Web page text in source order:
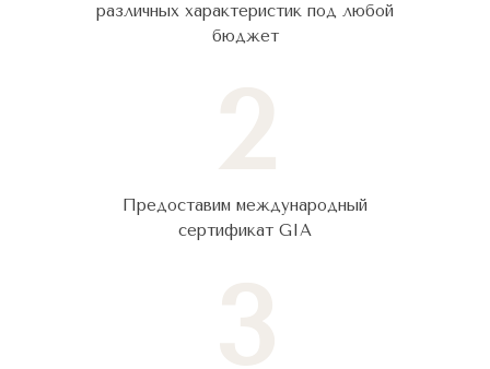
различных характеристик под любой
бюджет
Предоставим международный
сертификат GIA